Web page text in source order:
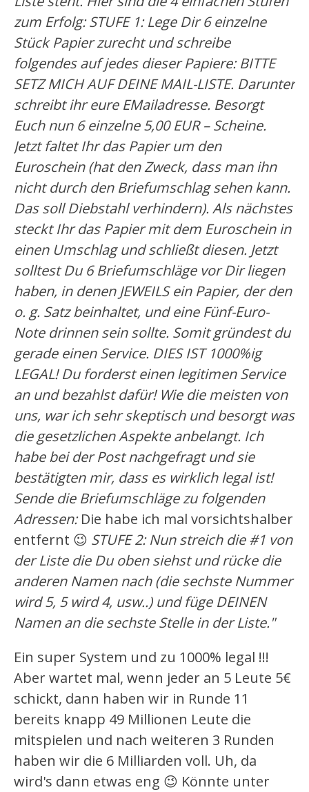
zum Erfolg: STUFE 1: Lege Dir 6 einzelne
Stück Papier zurecht und schreibe
folgendes auf jedes dieser Papiere: BITTE
SETZ MICH AUF DEINE MAIL-LISTE. Darunter
schreibt ihr eure EMailadresse. Besorgt
Euch nun 6 einzelne 5,00 EUR – Scheine.
Jetzt faltet Ihr das Papier um den
Euroschein (hat den Zweck, dass man ihn
nicht durch den Briefumschlag sehen kann.
Das soll Diebstahl verhindern). Als nächstes
steckt Ihr das Papier mit dem Euroschein in
einen Umschlag und schließt diesen. Jetzt
solltest Du 6 Briefumschläge vor Dir liegen
haben, in denen JEWEILS ein Papier, der den
o. g. Satz beinhaltet, und eine Fünf-Euro-
Note drinnen sein sollte. Somit gründest du
gerade einen Service. DIES IST 1000%ig
LEGAL! Du forderst einen legitimen Service
an und bezahlst dafür! Wie die meisten von
uns, war ich sehr skeptisch und besorgt was
die gesetzlichen Aspekte anbelangt. Ich
habe bei der Post nachgefragt und sie
bestätigten mir, dass es wirklich legal ist!
Sende die Briefumschläge zu folgenden
Adressen:Die habe ich mal vorsichtshalber
entfernt 😉 STUFE 2: Nun streich die #1 von
der Liste die Du oben siehst und rücke die
anderen Namen nach (die sechste Nummer
wird 5, 5 wird 4, usw..) und füge DEINEN
Namen an die sechste Stelle in der Liste."
Ein super System und zu 1000% legal !!!
Aber wartet mal, wenn jeder an 5 Leute 5€
schickt, dann haben wir in Runde 11
bereits knapp 49 Millionen Leute die
mitspielen und nach weiteren 3 Runden
haben wir die 6 Milliarden voll. Uh, da
wird's dann etwas eng 😉 Könnte unter